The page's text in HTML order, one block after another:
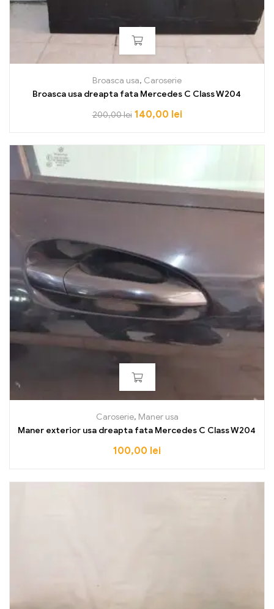
Broasca usa, Caroserie
Broasca usa dreapta fata Mercedes C Class W204
200,00lei 140,00 lei
Caroserie, Maner usa
Maner exterior usa dreapta fata Mercedes C Class W204
100,00 lei